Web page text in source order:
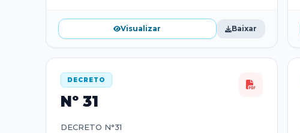
Visualizar Baixar
DECRETO
Nº 31
DECRETO N°31